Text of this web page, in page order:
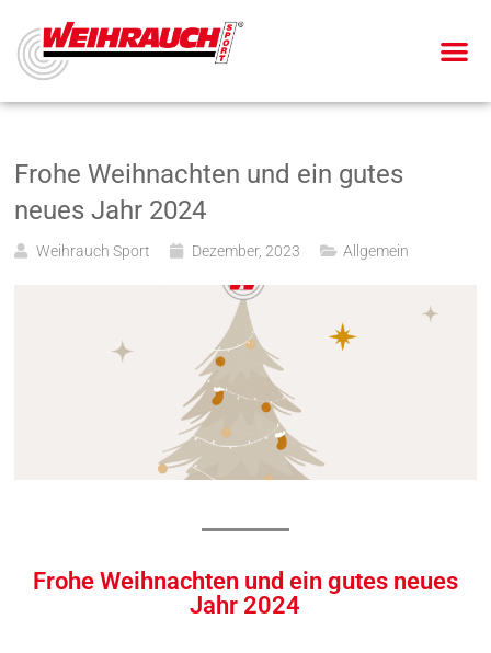
Frohe Weihnachten und ein gutes
neues Jahr 2024
Weihrauch Sport Dezember, 2023 Allgemein
Frohe Weihnachten und ein gutes neues
Jahr 2024